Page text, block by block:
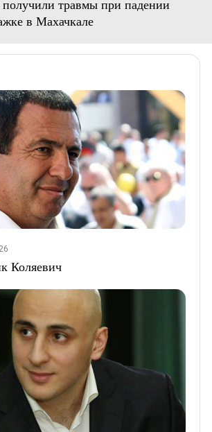
травмы при падении
в Махачкале
Коляевич